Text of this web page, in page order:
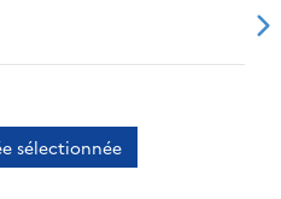
sélectionnée